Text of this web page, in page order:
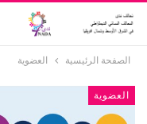
الصفحة الرئيسية العضوية
العضوية